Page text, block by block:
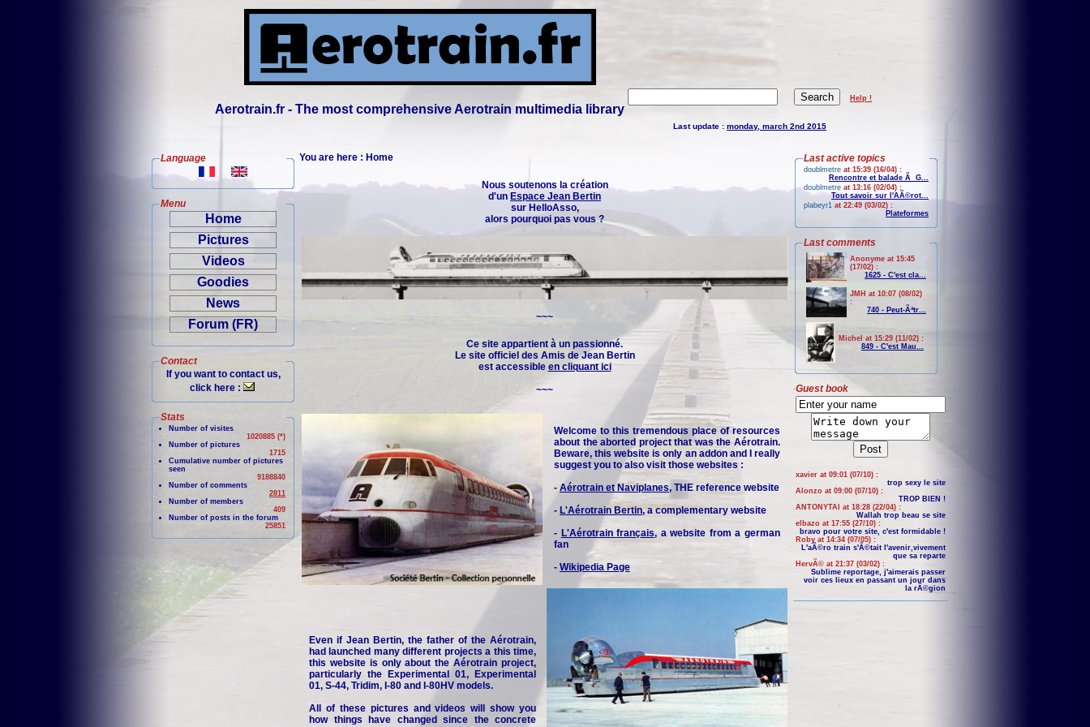
Aerotrain.fr - The most comprehensive Aerotrain multimedia library
Help !
Last update : monday, march 2nd 2015
Language
Menu
Home
Pictures
Videos
Goodies
News
Forum (FR)
Contact
If you want to contact us,
click here :
Stats
Number of visites
1020885 (*)
Number of pictures
1715
Cumulative number of pictures
seen
9188840
Number of comments
2811
Number of members
409
Number of posts in the forum
25851
You are here : Home
Nous soutenons la création
d'un Espace Jean Bertin
sur HelloAsso,
alors pourquoi pas vous ?
~~~
Ce site appartient à un passionné.
Le site officiel des Amis de Jean Bertin
est accessible en cliquant ici
~~~
Welcome to this tremendous place of resources
about the aborted project that was the Aérotrain.
Beware, this website is only an addon and I really
suggest you to also visit those websites :
- Aérotrain et Naviplanes, THE reference website
- L'Aérotrain Bertin, a complementary website
- L'Aérotrain français, a website from a german
fan
- Wikipedia Page
Even if Jean Bertin, the father of the Aérotrain,
had launched many different projects a this time,
this website is only about the Aérotrain project,
particularly the Experimental 01, Experimental
01, S-44, Tridim, I-80 and I-80HV models.
All of these pictures and videos will show you
how things have changed since the concrete
Last active topics
doublmetre at 15:39 (16/04) :
Rencontre et balade Ã G...
doublmetre at 13:16 (02/04) :
Tout savoir sur l'AÃ©rot...
plabeyr1 at 22:49 (03/02) :
Plateformes
Last comments
Anonyme at 15:45
(17/02) :
1625 - C'est cla...
JMH at 10:07 (08/02)
:
740 - Peut-Ãªtr...
Michel at 15:29 (11/02) :
849 - C'est Mau...
Guest book
xavier at 09:01 (07/10) :
trop sexy le site
Alonzo at 09:00 (07/10) :
TROP BIEN !
ANTONYTAI at 18:28 (22/04) :
Wallah trop beau se site
elbazo at 17:55 (27/10) :
bravo pour votre site, c'est formidable !
Roby at 14:34 (07/05) :
L'aÃ©ro train s'Ã©tait l'avenir,vivement
que sa reparte
HervÃ© at 21:37 (03/02) :
Sublime reportage, j'aimerais passer
voir ces lieux en passant un jour dans
la rÃ©gion